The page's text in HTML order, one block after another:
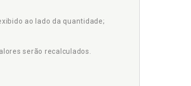
ao lado da quantidade;
serão recalculados.